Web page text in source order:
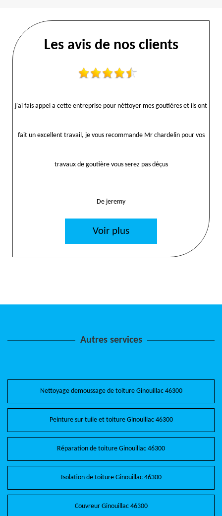
Les avis de nos clients
j'ai fais appel a cette entreprise pour néttoyer mes goutières et ils ont
fait un excellent travail, je vous recommande Mr chardelin pour vos
travaux de goutière vous serez pas déçus
De jeremy
Voir plus
Autres services
Nettoyage demoussage de toiture Ginouillac 46300
Peinture sur tuile et toiture Ginouillac 46300
Réparation de toiture Ginouillac 46300
Isolation de toiture Ginouillac 46300
Couvreur Ginouillac 46300